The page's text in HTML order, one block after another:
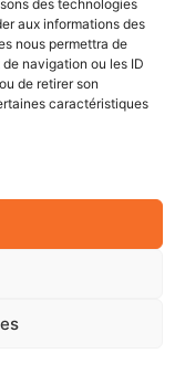
des technologies
aux informations des
nous permettra de
navigation ou les ID
de retirer son
caractéristiques